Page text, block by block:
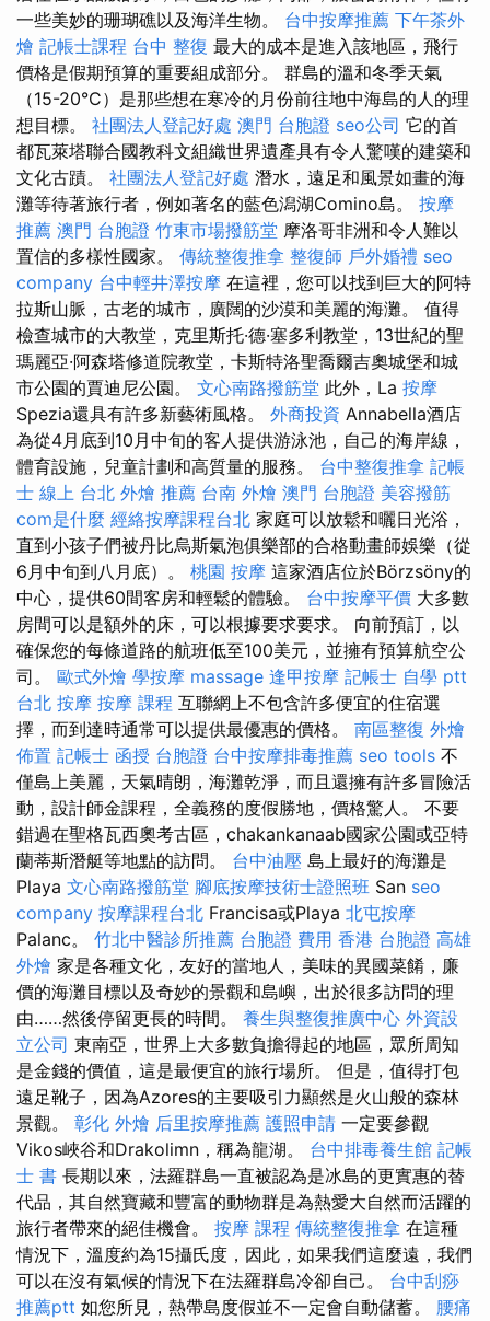
一些美妙的珊瑚礁以及海洋生物。 台中按摩推薦 下午茶外
燴 記帳士課程 台中 整復 最大的成本是進入該地區，飛行
價格是假期預算的重要組成部分。 群島的溫和冬季天氣
（15-20°C）是那些想在寒冷的月份前往地中海島的人的理
想目標。 社團法人登記好處 澳門 台胞證 seo公司 它的首
都瓦萊塔聯合國教科文組織世界遺產具有令人驚嘆的建築和
文化古蹟。 社團法人登記好處 潛水，遠足和風景如畫的海
灘等待著旅行者，例如著名的藍色潟湖Comino島。 按摩
推薦 澳門 台胞證 竹東市場撥筋堂 摩洛哥非洲和令人難以
置信的多樣性國家。 傳統整復推拿 整復師 戶外婚禮 seo
company 台中輕井澤按摩 在這裡，您可以找到巨大的阿特
拉斯山脈，古老的城市，廣闊的沙漠和美麗的海灘。 值得
檢查城市的大教堂，克里斯托·德·塞多利教堂，13世紀的聖
瑪麗亞·阿森塔修道院教堂，卡斯特洛聖喬爾吉奧城堡和城
市公園的賈迪尼公園。 文心南路撥筋堂 此外，La 按摩
Spezia還具有許多新藝術風格。 外商投資 Annabella酒店
為從4月底到10月中旬的客人提供游泳池，自己的海岸線，
體育設施，兒童計劃和高質量的服務。 台中整復推拿 記帳
士 線上 台北 外燴 推薦 台南 外燴 澳門 台胞證 美容撥筋
com是什麼 經絡按摩課程台北 家庭可以放鬆和曬日光浴，
直到小孩子們被丹比烏斯氣泡俱樂部的合格動畫師娛樂（從
6月中旬到八月底）。 桃園 按摩 這家酒店位於Börzsöny的
中心，提供60間客房和輕鬆的體驗。 台中按摩平價 大多數
房間可以是額外的床，可以根據要求要求。 向前預訂，以
確保您的每條道路的航班低至100美元，並擁有預算航空公
司。 歐式外燴 學按摩 massage 逢甲按摩 記帳士 自學 ptt
台北 按摩 按摩 課程 互聯網上不包含許多便宜的住宿選
擇，而到達時通常可以提供最優惠的價格。 南區整復 外燴
佈置 記帳士 函授 台胞證 台中按摩排毒推薦 seo tools 不
僅島上美麗，天氣晴朗，海灘乾淨，而且還擁有許多冒險活
動，設計師金課程，全義務的度假勝地，價格驚人。 不要
錯過在聖格瓦西奧考古區，chakankanaab國家公園或亞特
蘭蒂斯潛艇等地點的訪問。 台中油壓 島上最好的海灘是
Playa 文心南路撥筋堂 腳底按摩技術士證照班 San seo
company 按摩課程台北 Francisa或Playa 北屯按摩
Palanc。 竹北中醫診所推薦 台胞證 費用 香港 台胞證 高雄
外燴 家是各種文化，友好的當地人，美味的異國菜餚，廉
價的海灘目標以及奇妙的景觀和島嶼，出於很多訪問的理
由……然後停留更長的時間。 養生與整復推廣中心 外資設
立公司 東南亞，世界上大多數負擔得起的地區，眾所周知
是金錢的價值，這是最便宜的旅行場所。 但是，值得打包
遠足靴子，因為Azores的主要吸引力顯然是火山般的森林
景觀。 彰化 外燴 后里按摩推薦 護照申請 一定要參觀
Vikos峽谷和Drakolimn，稱為龍湖。 台中排毒養生館 記帳
士 書 長期以來，法羅群島一直被認為是冰島的更實惠的替
代品，其自然寶藏和豐富的動物群是為熱愛大自然而活躍的
旅行者帶來的絕佳機會。 按摩 課程 傳統整復推拿 在這種
情況下，溫度約為15攝氏度，因此，如果我們這麼遠，我們
可以在沒有氣候的情況下在法羅群島冷卻自己。 台中刮痧
推薦ptt 如您所見，熱帶島度假並不一定會自動儲蓄。 腰痛